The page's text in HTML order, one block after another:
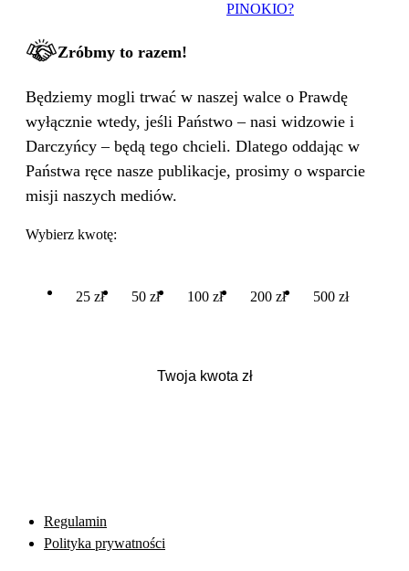
PINOKIO?
Zróbmy to razem!
Będziemy mogli trwać w naszej walce o Prawdę
wyłącznie wtedy, jeśli Państwo – nasi widzowie i
Darczyńcy – będą tego chcieli. Dlatego oddając w
Państwa ręce nasze publikacje, prosimy o wsparcie
misji naszych mediów.
Wybierz kwotę:
25 zł 50 zł 100 zł 200 zł 500 zł
Regulamin
Polityka prywatności